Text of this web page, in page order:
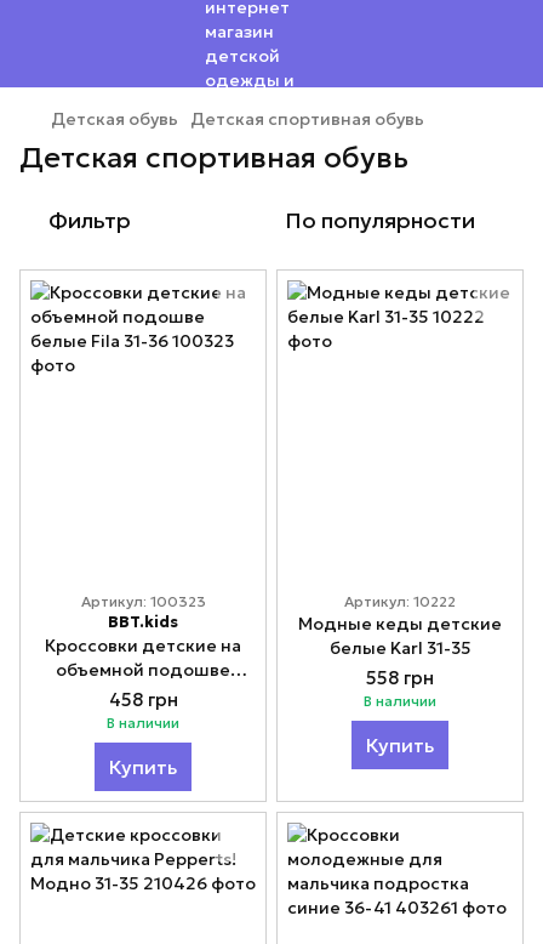
Детская обувь Детская спортивная обувь
Детская спортивная обувь
Фильтр По популярности
Артикул: 100323
BBT.kids
Кроссовки детские на
объемной подошве
белые Fila 31-36
458 грн
В наличии
Купить
Артикул: 10222
Модные кеды детские
белые Karl 31-35
558 грн
В наличии
Купить